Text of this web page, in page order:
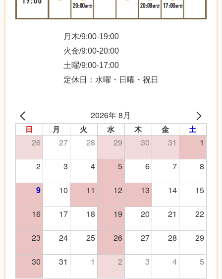
月木/9:00-19:00
火金/9:00-20:00
土曜/9:00-17:00
定休日：水曜・日曜・祝日
2026年 8月
日 月 火 水 木 金 土
26 27 28 29 30 31
1
2
3 4 5 6 7 8
9 10 11 12 13 14
15
16
17 18 19 20 21
22
23
24 25 26 27 28
29
30
31 1 2 3 4 5